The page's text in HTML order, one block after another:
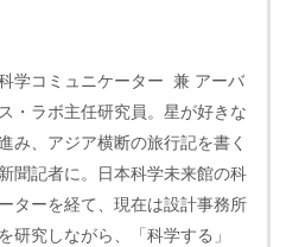
学コミュニケーター 兼 アーバ
・ラボ主任研究員。星が好きな
み、アジア横断の旅行記を書く
聞記者に。日本科学未来館の科
ターを経て、現在は設計事務所
研究しながら、「科学する」